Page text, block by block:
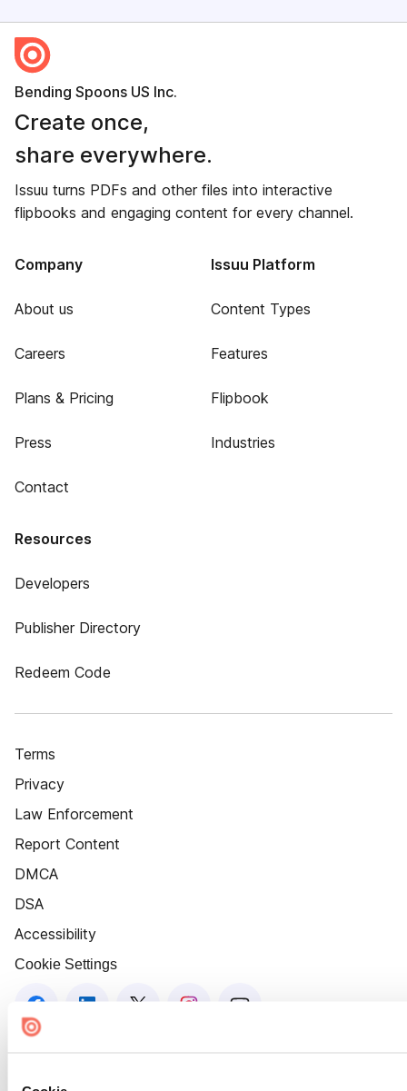
Bending Spoons US Inc.
Create once,
share everywhere.
Issuu turns PDFs and other files into interactive
flipbooks and engaging content for every channel.
Company
About us
Careers
Plans & Pricing
Press
Contact
Issuu Platform
Content Types
Features
Flipbook
Industries
Resources
Developers
Publisher Directory
Redeem Code
Terms
Privacy
Law Enforcement
Report Content
DMCA
DSA
Accessibility
Cookie Settings